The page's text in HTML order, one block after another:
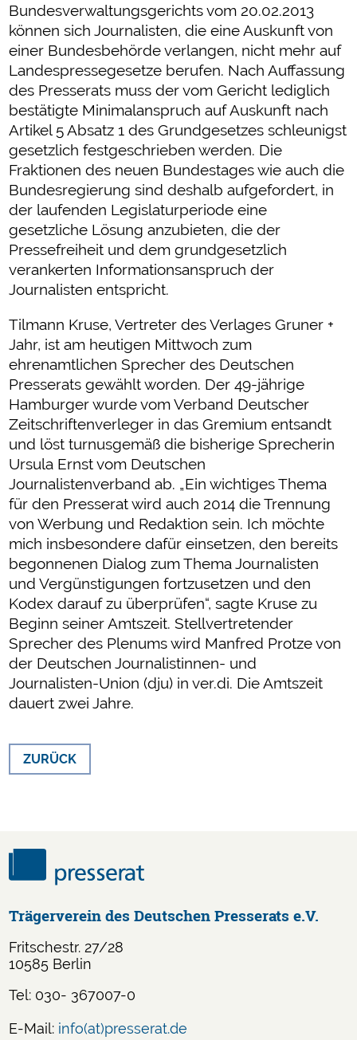
Bundesverwaltungsgerichts vom 20.02.2013
können sich Journalisten, die eine Auskunft von
einer Bundesbehörde verlangen, nicht mehr auf
Landespressegesetze berufen. Nach Auffassung
des Presserats muss der vom Gericht lediglich
bestätigte Minimalanspruch auf Auskunft nach
Artikel 5 Absatz 1 des Grundgesetzes schleunigst
gesetzlich festgeschrieben werden. Die
Fraktionen des neuen Bundestages wie auch die
Bundesregierung sind deshalb aufgefordert, in
der laufenden Legislaturperiode eine
gesetzliche Lösung anzubieten, die der
Pressefreiheit und dem grundgesetzlich
verankerten Informationsanspruch der
Journalisten entspricht.
Tilmann Kruse, Vertreter des Verlages Gruner +
Jahr, ist am heutigen Mittwoch zum
ehrenamtlichen Sprecher des Deutschen
Presserats gewählt worden. Der 49-jährige
Hamburger wurde vom Verband Deutscher
Zeitschriftenverleger in das Gremium entsandt
und löst turnusgemäß die bisherige Sprecherin
Ursula Ernst vom Deutschen
Journalistenverband ab. „Ein wichtiges Thema
für den Presserat wird auch 2014 die Trennung
von Werbung und Redaktion sein. Ich möchte
mich insbesondere dafür einsetzen, den bereits
begonnenen Dialog zum Thema Journalisten
und Vergünstigungen fortzusetzen und den
Kodex darauf zu überprüfen“, sagte Kruse zu
Beginn seiner Amtszeit. Stellvertretender
Sprecher des Plenums wird Manfred Protze von
der Deutschen Journalistinnen- und
Journalisten-Union (dju) in ver.di. Die Amtszeit
dauert zwei Jahre.
ZURÜCK
Trägerverein des Deutschen Presserats e.V.
Fritschestr. 27/28
10585 Berlin
Tel: 030- 367007-0
E-Mail: info(at)presserat.de